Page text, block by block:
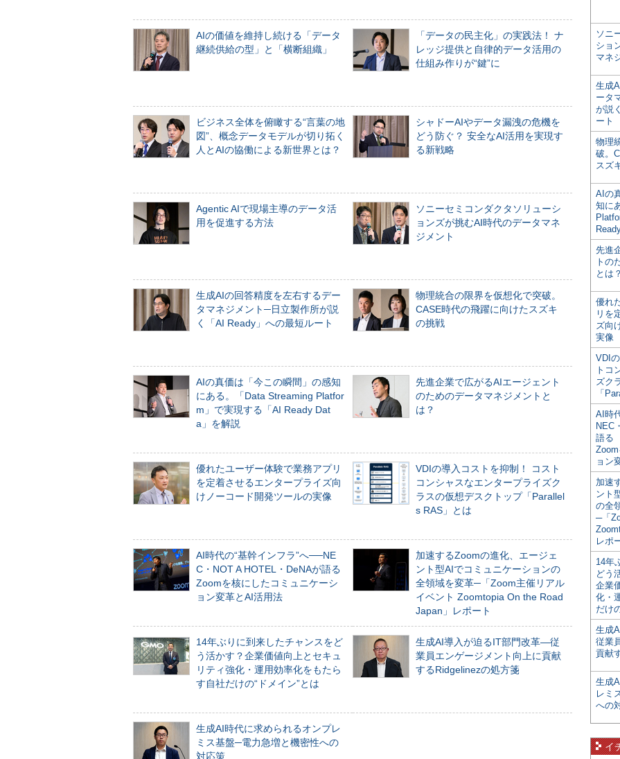
AIの価値を維持し続ける「データ
継続供給の型」と「横断組織」
「データの民主化」の実践法！ ナ
レッジ提供と自律的データ活用の
仕組み作りが“鍵”に
ビジネス全体を俯瞰する“言葉の地
図”、概念データモデルが切り拓く
人とAIの協働による新世界とは？
シャドーAIやデータ漏洩の危機を
どう防ぐ？ 安全なAI活用を実現す
る新戦略
Agentic AIで現場主導のデータ活
用を促進する方法
ソニーセミコンダクタソリューシ
ョンズが挑むAI時代のデータマネ
ジメント
生成AIの回答精度を左右するデー
タマネジメント─日立製作所が説
く「AI Ready」への最短ルート
物理統合の限界を仮想化で突破。
CASE時代の飛躍に向けたスズキ
の挑戦
AIの真価は「今この瞬間」の感知
にある。「Data Streaming Platfor
m」で実現する「AI Ready Dat
a」を解説
先進企業で広がるAIエージェント
のためのデータマネジメントと
は？
優れたユーザー体験で業務アプリ
を定着させるエンタープライズ向
けノーコード開発ツールの実像
VDIの導入コストを抑制！ コスト
コンシャスなエンタープライズク
ラスの仮想デスクトップ「Parallel
s RAS」とは
AI時代の“基幹インフラ”へ──NE
C・NOT A HOTEL・DeNAが語る
Zoomを核にしたコミュニケーシ
ョン変革とAI活用法
加速するZoomの進化、エージェ
ント型AIでコミュニケーションの
全領域を変革─「Zoom主催リアル
イベント Zoomtopia On the Road
Japan」レポート
14年ぶりに到来したチャンスをど
う活かす？企業価値向上とセキュ
リティ強化・運用効率化をもたら
す自社だけの“ドメイン”とは
生成AI導入が迫るIT部門改革―従
業員エンゲージメント向上に貢献
するRidgelinezの処方箋
生成AI時代に求められるオンプレ
ミス基盤─電力急増と機密性への
対応策
ソニ
ショ
マネ
生成
ータ
が説
ート
物理
破。
スズ
AIの
知に
先進
トの
とは？
優れ
リを
ズ向
実像
VDI
トコ
ズク
「
AI時
NEC
語る
ョン
加速
ント
の全
─「
レポ
14年
どう
企業
化・
だけ
生成
従業
貢献
生成
レミ
への
イ